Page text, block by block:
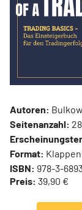
Autoren:
Seitenanzahl:
Format:
ISBN: 978-3-
Preis: 39,90 €